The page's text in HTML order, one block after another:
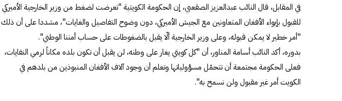
في المقابل، قال النائب عبدالعزيز الصقعبي، إن الحكومة الكويتية "تعرضت لضغط من وزير الخارجية الأميركي
للقبول بإيواء الأفغان المتعاونين مع الجيش الأميركي، دون وضوح التفاصيل والغايات"، مشددا على أن ذلك
"أمر خطير لا يمكن قبوله، وعلى وزير الخارجية ألّا يقبل بالضغوطات على حساب أمننا الوطني".
بدوره، أكد النائب أسامة المناور، أن "كل كويتي يغار على وطنه، لن يقبل أن تكون بلده مكاناً لرمي النفايات،
فعلى الحكومة مجتمعة أن تتحمّل مسؤولياتها وتعلم أن وجود آلاف الأفغان المنبوذين من بلدهم في
الكويت أمر غير مقبول ولن نسمح به".